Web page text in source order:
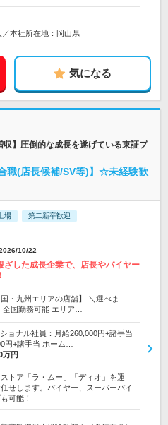
本社所在地：岡山県
気になる
】圧倒的な成長を遂げている東証プ
職(店長候補/SV等)】☆未経験歓
上場 第二新卒歓迎
10/22
ざした成長企業で、店長やバイヤー
・九州エリアの店舗】 ＼選べま
国勤務可能 エリア…
ョナル社員：月給260,000円+諸手当
円+諸手当 ホーム…
万円
トア「ラ・ムー」「ディオ」を運
せします。バイヤー、スーパーバイ
可能！